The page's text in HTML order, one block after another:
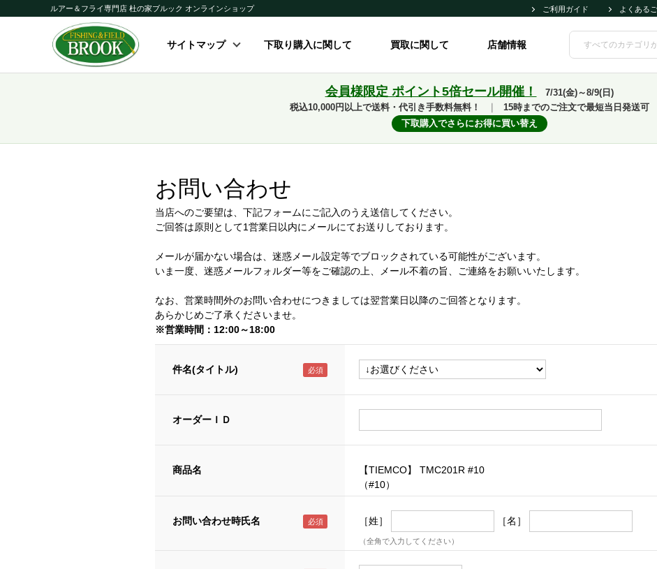
ルアー＆フライ専門店 杜の家ブルック オンラインショップ ご利用ガイド よくある
サイトマップ 下取り購入に関して 買取に関して 店舗情報
会員様限定 ポイント5倍セール開催！
7/31(金)～8/9(日)
税込10,000円以上で送料・代引き手数料無料！
15時までのご注文で最短当日発送可
下取購入でさらにお得に買い替え
お問い合わせ
当店へのご要望は、下記フォームにご記入のうえ送信してください。
ご回答は原則として1営業日以内にメールにてお送りしております。
メールが届かない場合は、迷惑メール設定等でブロックされている可能性がございます。
いま一度、迷惑メールフォルダー等をご確認の上、メール不着の旨、ご連絡をお願いいたします。
なお、営業時間外のお問い合わせにつきましては翌営業日以降のご回答となります。
あらかじめご了承くださいませ。
※営業時間：12:00～18:00
件名(タイトル)
オーダーＩＤ
商品名
【TIEMCO】 TMC201R #10
（#10）
お問い合わせ時氏名 ［姓］ ［名］
（全角で入力してください）